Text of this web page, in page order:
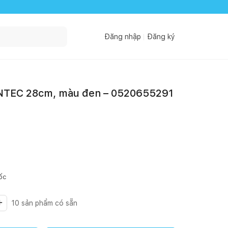
Đăng nhập Đăng ký
28cm, màu đen – 0520655291
10 sản phẩm có sẵn